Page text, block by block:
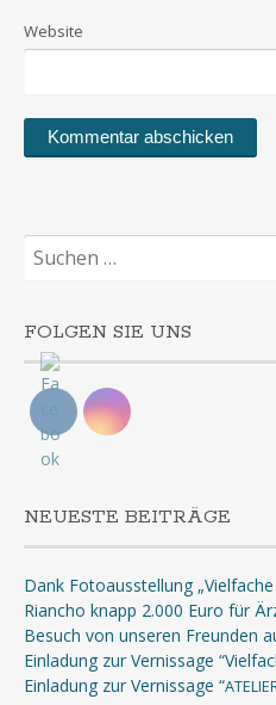
Website
Suchen
nach:
FOLGEN SIE UNS
NEUESTE BEITRÄGE
Dank Fotoausstellung
Riancho knapp 2.000 Euro für
Besuch von unseren Freunden
Einladung zur Vernissage
Einladung zur Vernissage “